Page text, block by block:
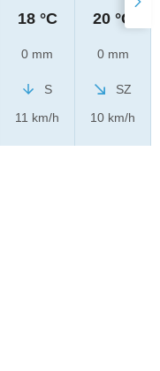
18 °C
0 mm
S
11 km/h
20 °C
0 mm
SZ
10 km/h